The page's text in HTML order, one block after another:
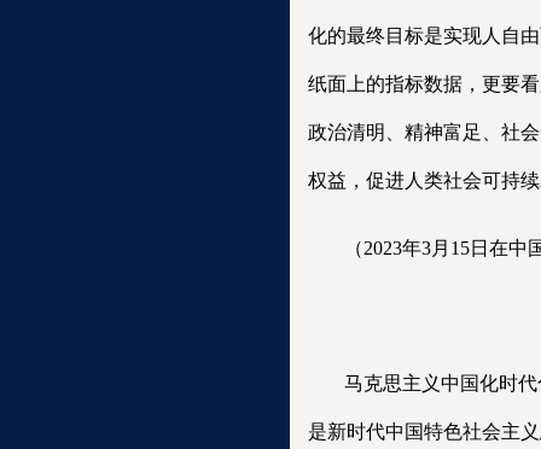
化的最终目标是实现人自
纸面上的指标数据，更要
政治清明、精神富足、社
权益，促进人类社会可持
（2023年3月15日在
马克思主义中国化时
是新时代中国特色社会主